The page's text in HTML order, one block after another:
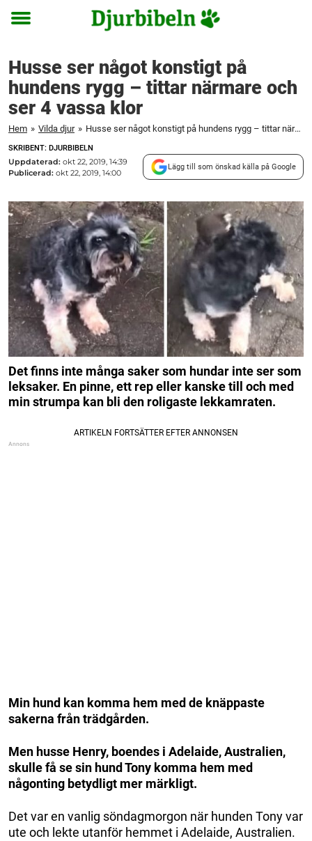
Toggle
Husse ser något konstigt på
hundens rygg – tittar närmare och
ser 4 vassa klor
Hem » Vilda djur » Husse ser något konstigt på hundens rygg – tittar närmare och ser 4 vassa klor
SKRIBENT: DJURBIBELN
Uppdaterad: okt 22, 2019, 14:39
Publicerad: okt 22, 2019, 14:00
Lägg till som önskad källa på Google
Det finns inte många saker som hundar inte ser som
leksaker. En pinne, ett rep eller kanske till och med
min strumpa kan bli den roligaste lekkamraten.
Min hund kan komma hem med de knäppaste
sakerna från trädgården.
Men husse Henry, boendes i Adelaide, Australien,
skulle få se sin hund Tony komma hem med
någonting betydligt mer märkligt.
Det var en vanlig söndagmorgon när hunden Tony var
ute och lekte utanför hemmet i Adelaide, Australien.